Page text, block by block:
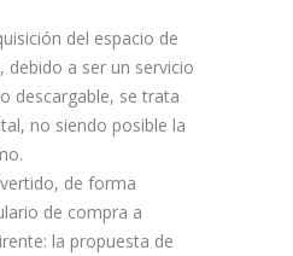
del espacio de
debido a ser un servicio
descargable, se trata
no siendo posible la
de forma
de compra a
la propuesta de